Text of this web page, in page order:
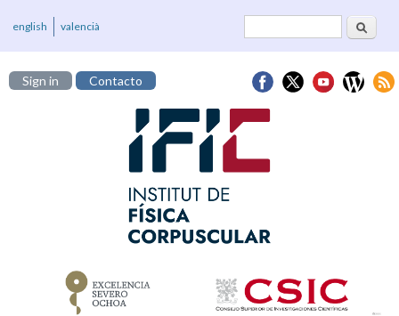
Formulario deBuscar
english valencià
Sign in Contacto